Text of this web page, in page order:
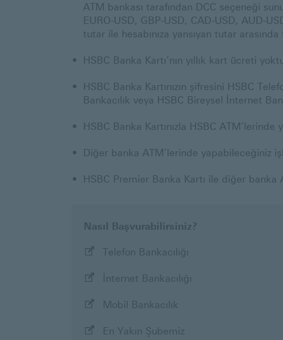
ATM bankası tarafından DCC seçeneği
EURO-USD, GBP-USD, CAD-USD, AUD-
tutar ile hesabınıza yansıyan tutar
HSBC Banka Kartı’nın yıllık kart ücreti
HSBC Banka Kartınızın şifresini HSBC
Bankacılık veya HSBC Bireysel İnternet
HSBC Banka Kartınızla HSBC
Diğer banka ATM’lerinde yapabileceğiniz
HSBC Premier Banka Kartı ile diğer banka
Nasıl Başvurabilirsiniz?
Telefon Bankacılığı
İnternet Bankacılığı
Mobil Bankacılık
En Yakın Şubemiz